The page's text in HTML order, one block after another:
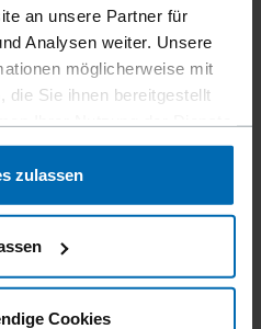
an unsere Partner für
Analysen weiter. Unsere
möglicherweise mit
die Sie ihnen bereitgestellt
zulassen
Cookies
job visibility. Bottom loading
N3